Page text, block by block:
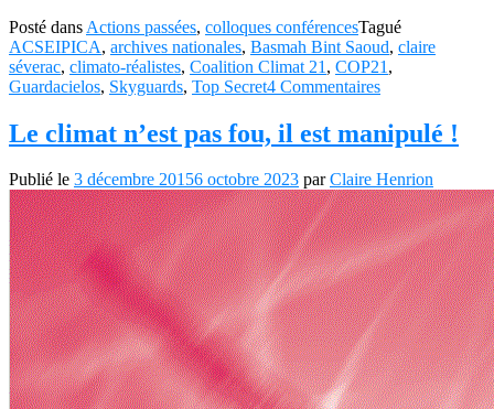
Posté dans Actions passées, colloques conférencesTagué
ACSEIPICA, archives nationales, Basmah Bint Saoud, claire
séverac, climato-réalistes, Coalition Climat 21 , COP21 ,
Guardacielos, Skyguards, Top Secret4 Commentaires
Le climat n’est pas fou, il est manipulé !
Publié le 3 décembre 20156 octobre 2023 parClaire Henrion